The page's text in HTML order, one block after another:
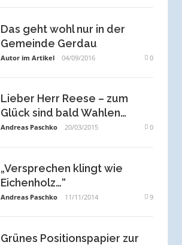
Das geht wohl nur in der
Gemeinde Gerdau
Autor im Artikel 04/09/2016 0
Lieber Herr Reese – zum
Glück sind bald Wahlen…
Andreas Paschko 20/03/2015 0
„Versprechen klingt wie
Eichenholz…“
Andreas Paschko 11/11/2014 9
Grünes Positionspapier zur